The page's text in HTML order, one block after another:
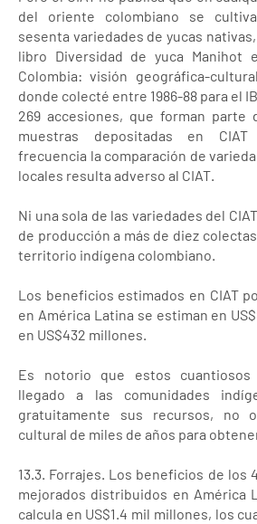
del oriente colombiano se
sesenta variedades de yucas
libro Diversidad de yuca Manihot
Colombia: visión geográfica-
donde colecté entre 1986-88 para el
269 accesiones, que forman parte
muestras depositadas en CIAT
frecuencia la comparación de
locales resulta adverso al CIAT.
Ni una sola de las variedades del
de producción a más de diez
territorio indígena colombiano.
Los beneficios estimados en CIAT
en América Latina se estiman en
en US$432 millones.
Es notorio que estos
llegado a las comunidades
gratuitamente sus recursos, no
cultural de miles de años para
13.3. Forrajes. Los beneficios de los
mejorados distribuidos en América
calcula en US$1.4 mil millones, los